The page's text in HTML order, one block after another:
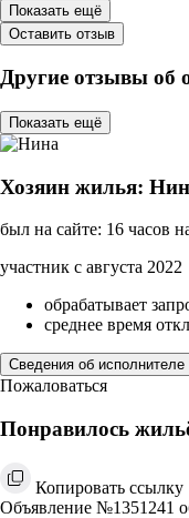
Показать ещё
Оставить отзыв
Другие отзывы об
Показать ещё
Хозяин жилья:
был на сайте: 16 часов
участник с августа 2022
обрабатывает
среднее время
Сведения об исполнителе
Пожаловаться
Понравилось
Копировать ссылку
Объявление №1351241